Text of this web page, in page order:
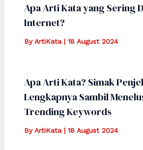
Apa Arti Kata yang Sering
Internet?
ByArtiKata | 18 August 2024
Apa Arti Kata? Simak
Lengkapnya Sambil
Trending Keywords
ByArtiKata | 18 August 2024